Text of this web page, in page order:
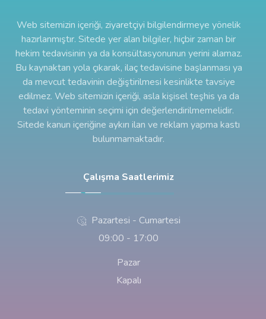
Web sitemizin içeriği, ziyaretçiyi bilgilendirmeye yönelik
hazırlanmıştır. Sitede yer alan bilgiler, hiçbir zaman bir
hekim tedavisinin ya da konsültasyonunun yerini alamaz.
Bu kaynaktan yola çıkarak, ilaç tedavisine başlanması ya
da mevcut tedavinin değiştirilmesi kesinlikte tavsiye
edilmez. Web sitemizin içeriği, asla kişisel teşhis ya da
tedavi yönteminin seçimi için değerlendirilmemelidir.
Sitede kanun içeriğine aykırı ilan ve reklam yapma kastı
bulunmamaktadır.
Çalışma Saatlerimiz
Pazartesi - Cumartesi
09:00 - 17:00
Pazar
Kapalı